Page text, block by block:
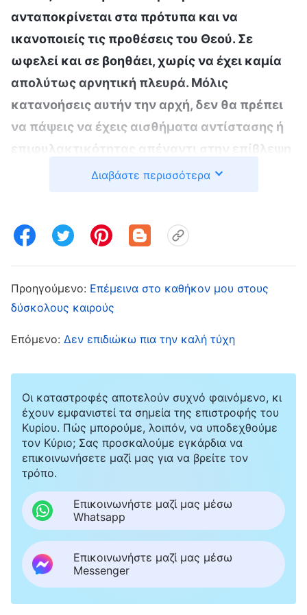
ανταποκρίνεται στα πρότυπα και να
ικανοποιείς τις προθέσεις του Θεού. Σε
ωφελεί και σε βοηθάει, χωρίς να έχει καμία
απολύτως αρνητική πλευρά. Μόλις
κατανοήσεις αυτήν την αρχή, δεν θα πρέπει
να πάψεις να έχεις αισθήματα αντίστασης ή
επιφυλακτικότητας απέναντι στην επίβλεψη
από τους επικεφαλής, τους εργάτες και τον
σε παρατηρεί και επιβλέπει το έργο σου, αυτό
προσωπικά. Γιατί το λέω αυτό; Επειδή οι
εργασίες που είναι πλέον δικές σου, το
κάνεις δεν είναι προσωπικές υποθέσεις ή
σχέση με το έργο του οίκου του Θεού και
αφορούν ένα μέρος του έργου του Θεού.
Επομένως, όταν κάποιος αφιερώνει λίγο
χρόνο για να σε επιβλέψει ή να σε
παρατηρήσει, ή σε κατανοεί σε βαθύτερο
επίπεδο, προσπαθώντας να κάνει μαζί σου
μια ειλικρινή κουβέντα και να ανακαλύψει
ποια ήταν η κατάστασή σου όλον αυτόν τον
καιρό, και ακόμα και κάποιες φορές η στάση
του είναι λιγάκι πιο αυστηρή, και σε κλαδεύει,
Διαβάστε περισσότερα
Προηγούμενο: Επέμεινα στο καθήκον μου στους
δύσκολους καιρούς
Επόμενο: Δεν επιδιώκω πια την καλή τύχη
Οι καταστροφές αποτελούν συχνό φαινόμενο, κι
έχουν εμφανιστεί τα σημεία της επιστροφής του
Κυρίου. Πώς μπορούμε, λοιπόν, να υποδεχθούμε
τον Κύριο; Σας προσκαλούμε εγκάρδια να
επικοινωνήσετε μαζί μας για να βρείτε τον
τρόπο.
Επικοινωνήστε μαζί μας μέσω
Whatsapp
Επικοινωνήστε μαζί μας μέσω
Messenger